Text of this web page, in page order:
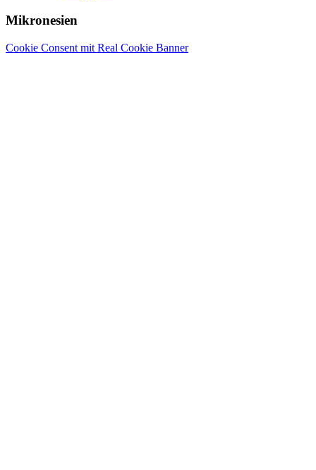
Mikronesien
Cookie Consent mit Real Cookie Banner